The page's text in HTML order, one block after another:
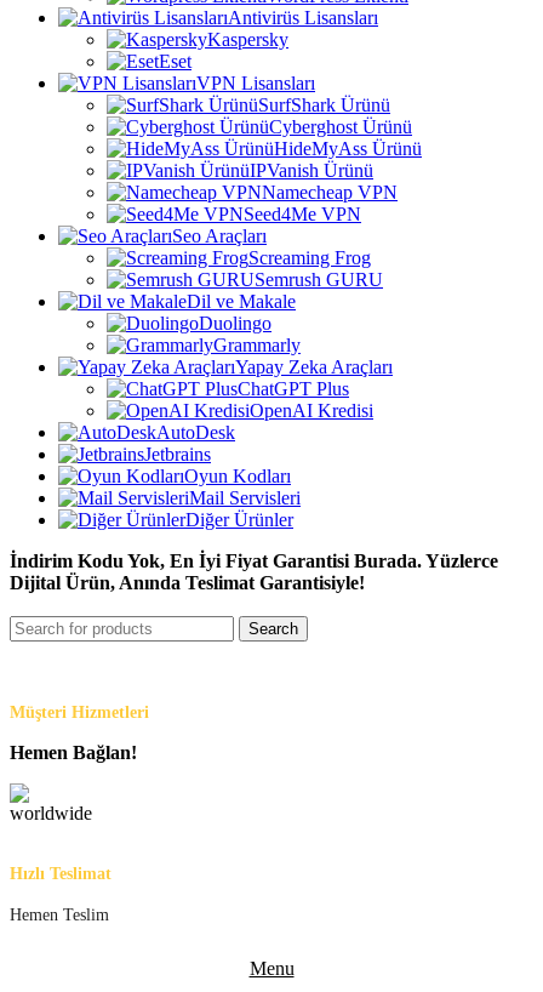
Antivirüs Lisansları
Kaspersky
Eset
VPN Lisansları
SurfShark Ürünü
Cyberghost Ürünü
HideMyAss Ürünü
IPVanish Ürünü
Namecheap VPN
Seed4Me VPN
Seo Araçları
Screaming Frog
Semrush GURU
Dil ve Makale
Duolingo
Grammarly
Yapay Zeka Araçları
ChatGPT Plus
OpenAI Kredisi
AutoDesk
Jetbrains
Oyun Kodları
Mail Servisleri
Diğer Ürünler
İndirim Kodu Yok, En İyi Fiyat Garantisi Burada. Yüzlerce
Dijital Ürün, Anında Teslimat Garantisiyle!
Search
Müşteri Hizmetleri
Hemen Bağlan!
Hızlı Teslimat
Hemen Teslim
Menu